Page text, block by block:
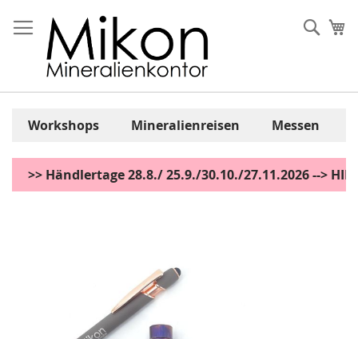
Inhalt
springen
Workshops Mineralienreisen Messen
>> Händlertage 28.8./ 25.9./30.10./27.11.2026 -->